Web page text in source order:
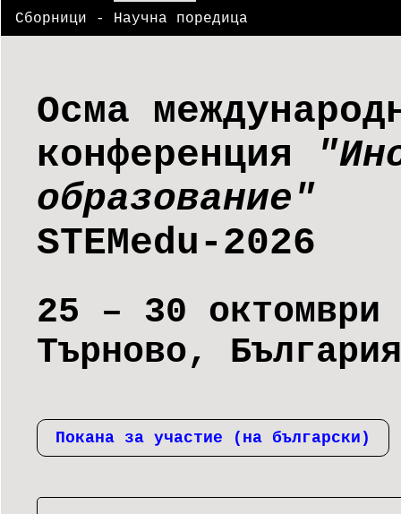
Сборници - Научна поредица
Осма
конференция
образование"
STEMedu-2026
25 – 30 октомври
Търново, България
Покана за участие (на български)